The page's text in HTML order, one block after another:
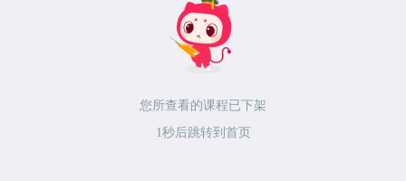
您所查看的课程已下架
1秒后跳转到首页